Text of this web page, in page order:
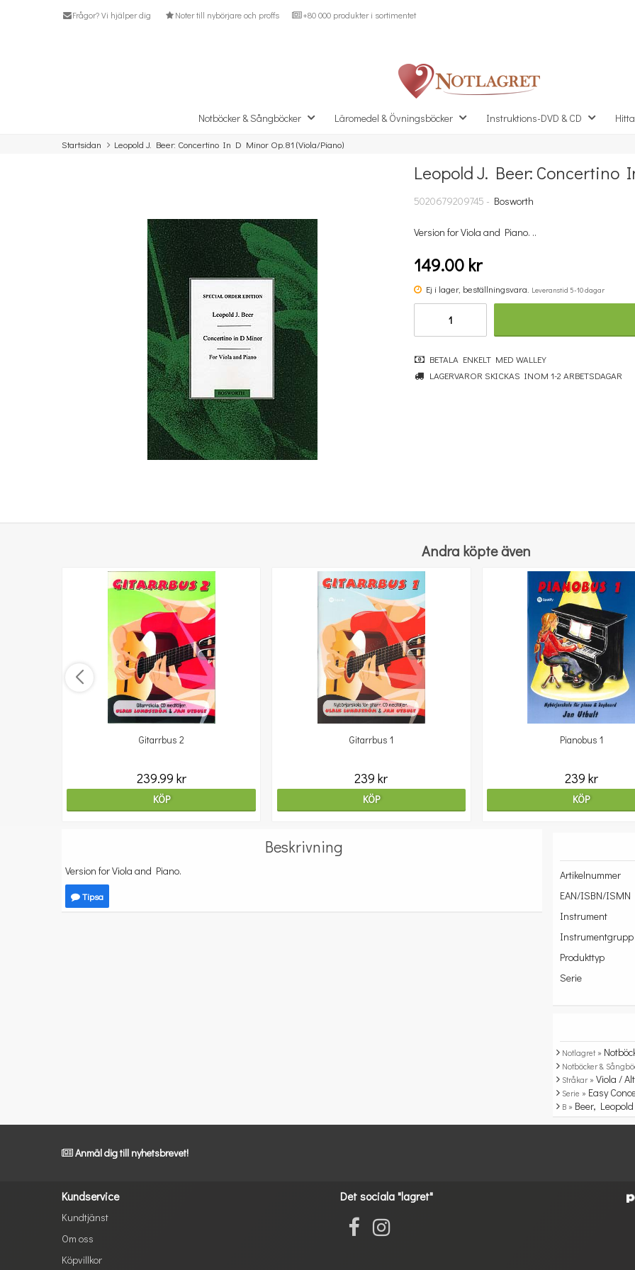
Frågor? Vi hjälper dig Noter till nybörjare och proffs +80 000 produkter i sortimentet
Notböcker & Sångböcker Läromedel & Övningsböcker Instruktions-DVD & CD
Startsidan Leopold J. Beer: Concertino In D Minor Op.81 (Viola/Piano)
Missa inte detta...
Michael Aaron Piano Course: Lessons Grade Four
Leopold J. Beer: Concertino
5020679209745 - Bosworth
Version for Viola and Piano. ..
149.00 kr
Ej i lager, beställningsvara. Leveranstid 5-10 dagar
BETALA ENKELT MED WALLEY
LAGERVAROR SKICKAS INOM 1-2 ARBETSDAGAR
Andra köpte även
Gitarrbus 2
239.99 kr
KÖP
Gitarrbus 1
239 kr
KÖP
Pianobus 1
239 kr
KÖP
Beskrivning
Version for Viola and Piano.
Tipsa
Artikelnummer
EAN/ISBN/ISMN
Instrument
Instrumentgrupp
Produkttyp
Serie
Notlagret »
Notböcker &
Stråkar »Viola /
Serie » Easy
B » Beer, Leopold
Anmäl dig till nyhetsbrevet!
Kundservice
Kundtjänst
Om oss
Köpvillkor
Det sociala "lagret"